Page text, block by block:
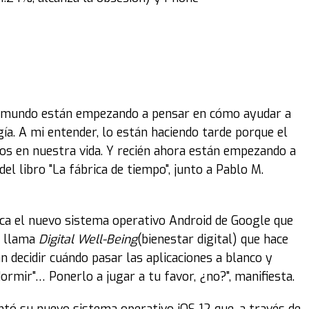
están empezando a pensar en cómo ayudar a
A mi entender, lo están haciendo tarde porque el
en nuestra vida. Y recién ahora están empezando a
libro "La fábrica de tiempo", junto a Pablo M.
el nuevo sistema operativo Android de Google que
llama Digital Well-Being(bienestar digital) que hace
decidir cuándo pasar las aplicaciones a blanco y
Ponerlo a jugar a tu favor, ¿no?", manifiesta.